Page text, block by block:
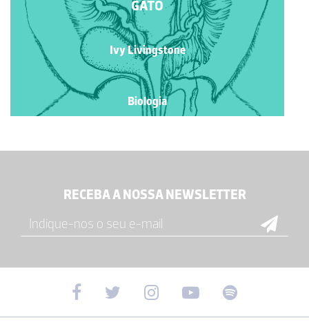
GATO
Ivy Livingstone
Biologia
RECEBA A NOSSA NEWSLETTER